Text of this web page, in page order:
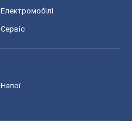
Електромобілі
Сервіс
Напої